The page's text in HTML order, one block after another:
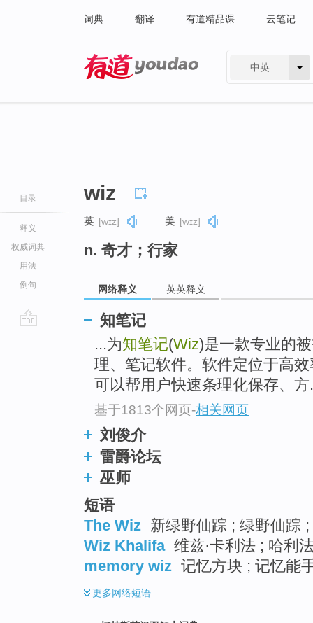
词典 翻译 有道精品课 云笔记
中英
目录
释义
权威词典
用法
例句
wiz
英 [wɪz] 美 [wɪz]
n. 奇才；行家
网络释义 英英释义
知笔记
...为知笔记(Wiz)是一款专业的
理、笔记软件。软件定位于高
可以帮用户快速条理化保存、方
基于1813个网页-相关网页
刘俊介
雷爵论坛
巫师
短语
The Wiz 新绿野仙踪 ; 绿野仙踪
Wiz Khalifa 维兹·卡利法 ; 哈利
memory wiz 记忆方块 ; 记忆能
更多网络短语